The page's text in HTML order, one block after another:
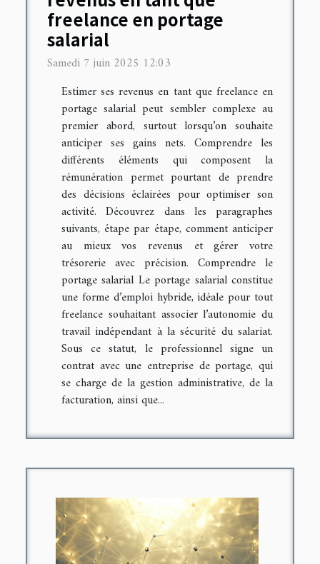
freelance en portage
salarial
Samedi 7 juin 2025 12:03
Estimer ses revenus en tant que freelance en
portage salarial peut sembler complexe au
premier abord, surtout lorsqu’on souhaite
anticiper ses gains nets. Comprendre les
différents éléments qui composent la
rémunération permet pourtant de prendre
des décisions éclairées pour optimiser son
activité. Découvrez dans les paragraphes
suivants, étape par étape, comment anticiper
au mieux vos revenus et gérer votre
trésorerie avec précision. Comprendre le
portage salarial Le portage salarial constitue
une forme d’emploi hybride, idéale pour tout
freelance souhaitant associer l’autonomie du
travail indépendant à la sécurité du salariat.
Sous ce statut, le professionnel signe un
contrat avec une entreprise de portage, qui
se charge de la gestion administrative, de la
facturation, ainsi que...